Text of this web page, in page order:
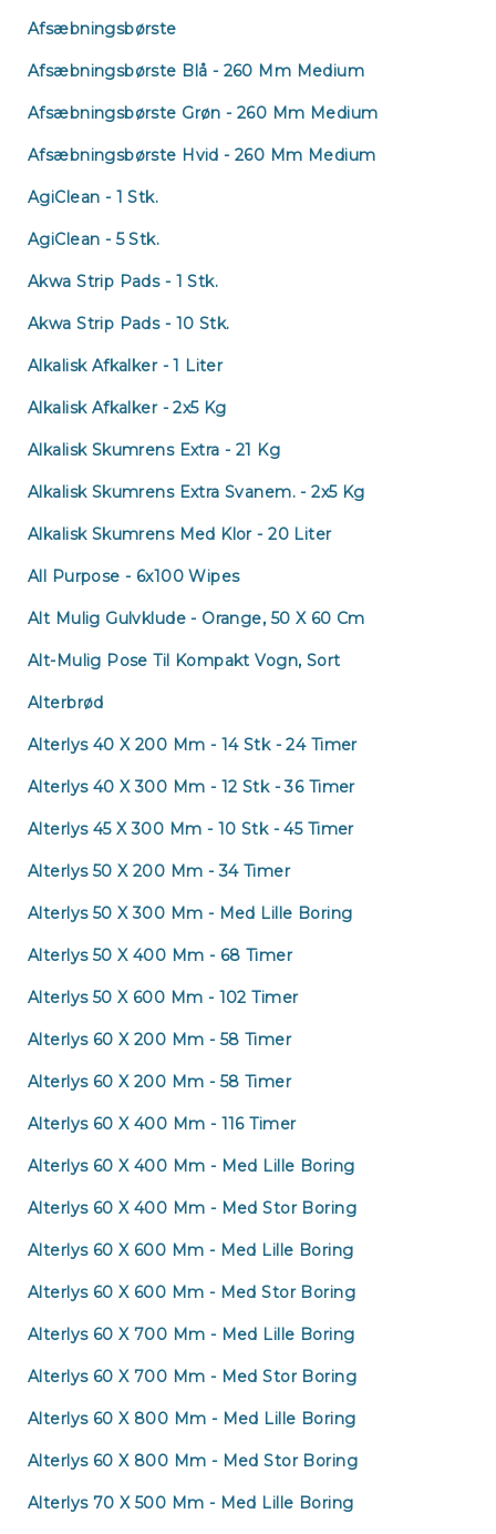
Afsæbningsbørste
Afsæbningsbørste Blå - 260 Mm Medium
Afsæbningsbørste Grøn - 260 Mm Medium
Afsæbningsbørste Hvid - 260 Mm Medium
AgiClean - 1 Stk.
AgiClean - 5 Stk.
Akwa Strip Pads - 1 Stk.
Akwa Strip Pads - 10 Stk.
Alkalisk Afkalker - 1 Liter
Alkalisk Afkalker - 2x5 Kg
Alkalisk Skumrens Extra - 21 Kg
Alkalisk Skumrens Extra Svanem. - 2x5 Kg
Alkalisk Skumrens Med Klor - 20 Liter
All Purpose - 6x100 Wipes
Alt Mulig Gulvklude - Orange, 50 X 60 Cm
Alt-Mulig Pose Til Kompakt Vogn, Sort
Alterbrød
Alterlys 40 X 200 Mm - 14 Stk - 24 Timer
Alterlys 40 X 300 Mm - 12 Stk - 36 Timer
Alterlys 45 X 300 Mm - 10 Stk - 45 Timer
Alterlys 50 X 200 Mm - 34 Timer
Alterlys 50 X 300 Mm - Med Lille Boring
Alterlys 50 X 400 Mm - 68 Timer
Alterlys 50 X 600 Mm - 102 Timer
Alterlys 60 X 200 Mm - 58 Timer
Alterlys 60 X 200 Mm - 58 Timer
Alterlys 60 X 400 Mm - 116 Timer
Alterlys 60 X 400 Mm - Med Lille Boring
Alterlys 60 X 400 Mm - Med Stor Boring
Alterlys 60 X 600 Mm - Med Lille Boring
Alterlys 60 X 600 Mm - Med Stor Boring
Alterlys 60 X 700 Mm - Med Lille Boring
Alterlys 60 X 700 Mm - Med Stor Boring
Alterlys 60 X 800 Mm - Med Lille Boring
Alterlys 60 X 800 Mm - Med Stor Boring
Alterlys 70 X 500 Mm - Med Lille Boring